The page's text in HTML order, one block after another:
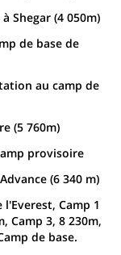
Shegar (4 050m)
de base de
au camp de
(5 760m)
provisoire
(6 340 m)
Camp 1
Camp 3, 8 230m,
de base.